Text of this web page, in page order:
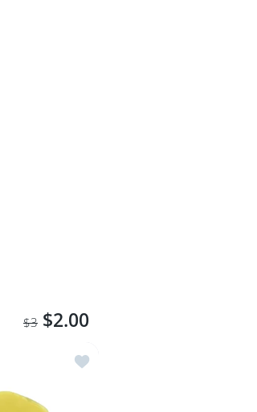
$2.00
$3
İstek listesine ekle Bal Mumu 50 gr